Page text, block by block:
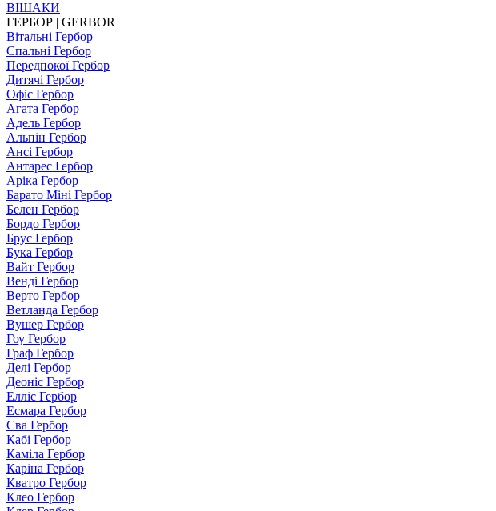
ВІШАКИ
ГЕРБОР | GERBOR
Вітальні Гербор
Спальні Гербор
Передпокої Гербор
Дитячі Гербор
Офіс Гербор
Агата Гербор
Адель Гербор
Альпін Гербор
Ансі Гербор
Антарес Гербор
Аріка Гербор
Барато Міні Гербор
Белен Гербор
Бордо Гербор
Брус Гербор
Бука Гербор
Вайт Гербор
Венді Гербор
Верто Гербор
Ветланда Гербор
Вушер Гербор
Гоу Гербор
Граф Гербор
Делі Гербор
Деоніс Гербор
Елліс Гербор
Есмара Гербор
Єва Гербор
Кабі Гербор
Каміла Гербор
Каріна Гербор
Кватро Гербор
Клео Гербор